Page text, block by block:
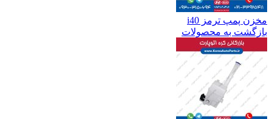
مخزن پمپ ترمز i40
بازگشت به محصولات